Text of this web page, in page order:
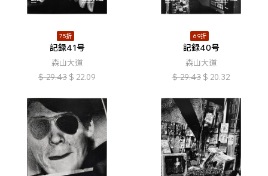
75折
記録41号
森山大道
$ 29.43 $ 22.09
69折
記録40号
森山大道
$ 29.43 $ 20.32